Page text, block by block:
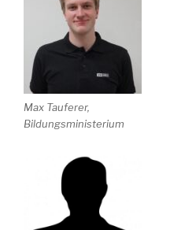
Max Tauferer,
Bildungsministerium